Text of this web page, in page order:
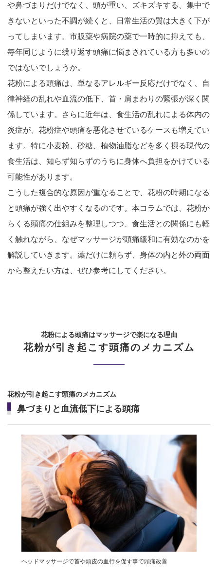
や鼻づまりだけでなく、頭が重い、ズキズキする、集中で
きないといった不調が続くと、日常生活の質は大きく下が
ってしまいます。市販薬や病院の薬で一時的に抑えても、
毎年同じように繰り返す頭痛に悩まされている方も多いの
ではないでしょうか。
花粉による頭痛は、単なるアレルギー反応だけでなく、自
律神経の乱れや血流の低下、首・肩まわりの緊張が深く関
係しています。さらに近年は、食生活の乱れによる体内の
炎症が、花粉症や頭痛を悪化させているケースも増えてい
ます。特に小麦粉、砂糖、植物油脂などを多く摂る現代の
食生活は、知らず知らずのうちに身体へ負担をかけている
可能性があります。
こうした複合的な原因が重なることで、花粉の時期になる
と頭痛が強く出やすくなるのです。本コラムでは、花粉か
らくる頭痛の仕組みを整理しつつ、食生活との関係にも軽
く触れながら、なぜマッサージが頭痛緩和に有効なのかを
解説していきます。薬だけに頼らず、身体の内と外の両面
から整えたい方は、ぜひ参考にしてください。
花粉による頭痛はマッサージで楽になる理由
花粉が引き起こす頭痛のメカニズム
花粉が引き起こす頭痛のメカニズム
鼻づまりと血流低下による頭痛
ヘッドマッサージで首や頭皮の血行を促す事で頭痛改善